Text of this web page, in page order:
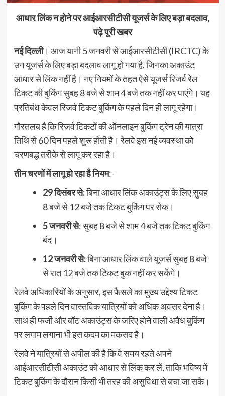
आधार लिंक न होने पर आईआरसीटीसी यूजर्स के लिए बड़ा बदलाव,
पढ़े पूरी खबर
नई दिल्ली। आज यानी 5 जनवरी से आईआरसीटीसी (IRCTC) के
उन यूजर्स के लिए बड़ा बदलाव लागू हो गया है, जिनका अकाउंट
आधार से लिंक नहीं है। नए नियमों के तहत ऐसे यूजर्स रिजर्व रेल
टिकट की बुकिंग सुबह 8 बजे से शाम 4 बजे तक नहीं कर पाएंगे। यह
प्रतिबंध केवल रिजर्व टिकट बुकिंग के पहले दिन ही लागू रहेगा।
गौरतलब है कि रिजर्व टिकटों की ऑनलाइन बुकिंग ट्रेन की यात्रा
तिथि से 60 दिन पहले शुरू होती है। रेलवे इस नई व्यवस्था को
चरणबद्ध तरीके से लागू कर रहा है।
तीन चरणों में लागू हो रहा है नियम:-
29 दिसंबर से:बिना आधार लिंक अकाउंट्स के लिए सुबह
8 बजे से 12 बजे तक टिकट बुकिंग पर रोक।
5 जनवरी से: सुबह 8 बजे से शाम 4 बजे तक टिकट बुकिंग
बंद।
12 जनवरी से:बिना आधार लिंक वाले यूजर्स सुबह 8 बजे
से रात 12 बजे तक टिकट बुक नहीं कर सकेंगे।
रेलवे अधिकारियों के अनुसार, इस फैसले का मुख्य उद्देश्य टिकट
बुकिंग के पहले दिन वास्तविक यात्रियों को अधिक अवसर देना है।
साथ ही फर्जी और बॉट अकाउंट्स के जरिए होने वाली अवैध बुकिंग
पर लगाम लगाना भी इस कदम का मकसद है।
रेलवे ने यात्रियों से अपील की है कि वे समय रहते अपने
आईआरसीटीसी अकाउंट को आधार से लिंक कर लें, ताकि भविष्य में
टिकट बुकिंग के दौरान किसी भी तरह की असुविधा से बचा जा सके।